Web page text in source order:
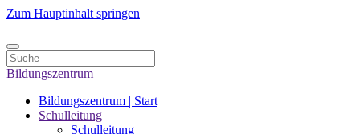
Zum Hauptinhalt springen
Bildungszentrum
Bildungszentrum | Start
Schulleitung
Schulleitung